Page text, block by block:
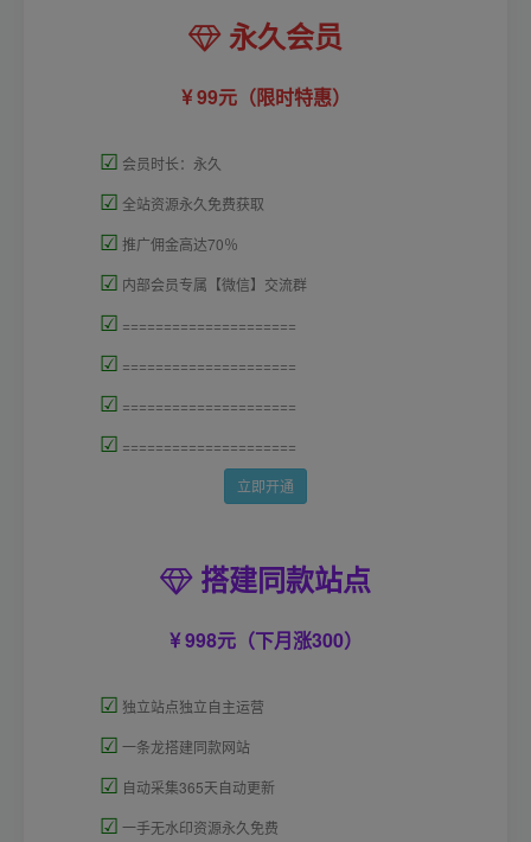
永久会员
99元（限时特惠）
☑ 会员时长：永久
☑ 全站资源永久免费获取
☑ 推广佣金高达70％
☑ 内部会员专属【微信】交流群
☑ =====================
☑ =====================
☑ =====================
☑ =====================
立即开通
搭建同款站点
998元（下月涨300）
☑ 独立站点独立自主运营
☑ 一条龙搭建同款网站
☑ 自动采集365天自动更新
☑ 一手无水印资源永久免费